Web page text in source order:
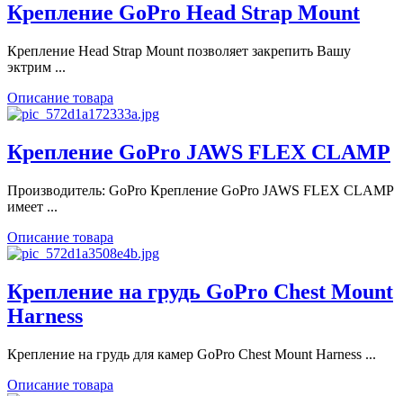
Крепление GoPro Head Strap Mount
Крепление Head Strap Mount позволяет закрепить Вашу
эктрим ...
Описание товара
Крепление GoPro JAWS FLEX CLAMP
Производитель: GoPro Крепление GoPro JAWS FLEX CLAMP
имеет ...
Описание товара
Крепление на грудь GoPro Chest Mount
Harness
Крепление на грудь для камер GoPro Chest Mount Harness ...
Описание товара